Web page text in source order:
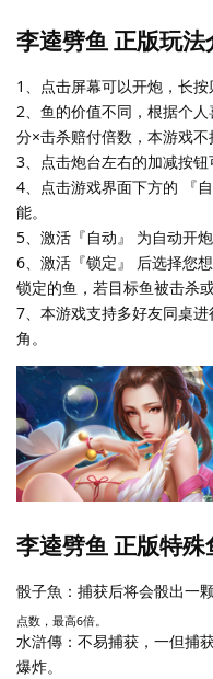
李逵劈鱼 正版玩法
1、点击屏幕可以开炮，长按
2、鱼的价值不同，根据个
分×击杀赔付倍数，本游戏不
3、点击炮台左右的加减按钮
4、点击游戏界面下方的 『
能。
5、激活『自动』 为自动开
6、激活『锁定』 后选择您
锁定的鱼，若目标鱼被击杀
7、本游戏支持多好友同桌
角。
李逵劈鱼 正版特殊
骰子魚：捕获后将会骰出一
点数，最高6倍。
水滸傳：不易捕获，一但捕
爆炸。